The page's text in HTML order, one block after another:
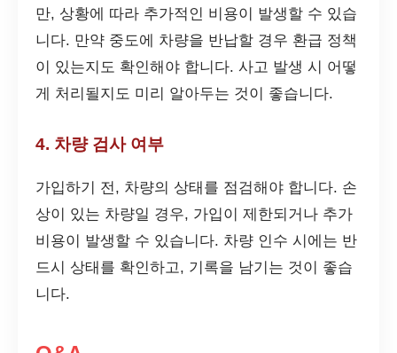
만, 상황에 따라 추가적인 비용이 발생할 수 있습
니다. 만약 중도에 차량을 반납할 경우 환급 정책
이 있는지도 확인해야 합니다. 사고 발생 시 어떻
게 처리될지도 미리 알아두는 것이 좋습니다.
4. 차량 검사 여부
가입하기 전, 차량의 상태를 점검해야 합니다. 손
상이 있는 차량일 경우, 가입이 제한되거나 추가
비용이 발생할 수 있습니다. 차량 인수 시에는 반
드시 상태를 확인하고, 기록을 남기는 것이 좋습
니다.